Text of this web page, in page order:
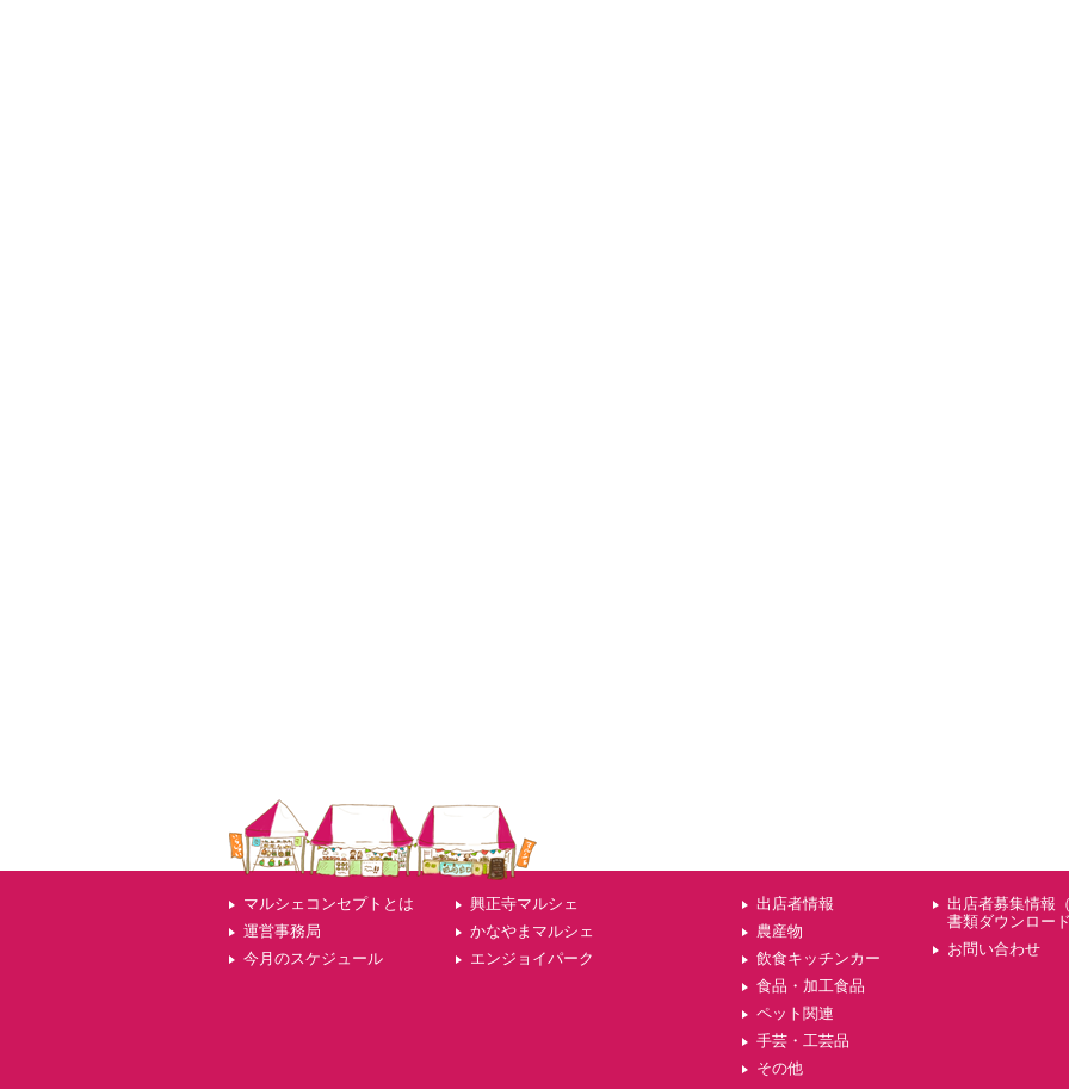
マルシェコンセプトとは
運営事務局
今月のスケジュール
興正寺マルシェ
かなやまマルシェ
エンジョイパーク
出店者情報
農産物
飲食キッチンカー
食品・加工食品
ペット関連
手芸・工芸品
その他
出店者募集情報
書類ダウンロー
お問い合わせ